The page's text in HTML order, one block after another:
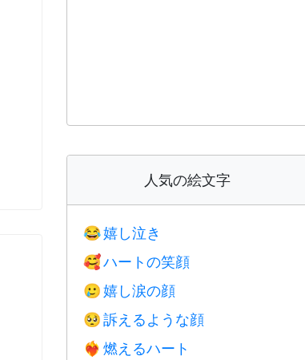
人気の絵文字
😂嬉し泣き
🥰ハートの笑顔
🥲 嬉し涙の顔
🥺 訴えるような顔
❤️‍🔥 燃えるハート